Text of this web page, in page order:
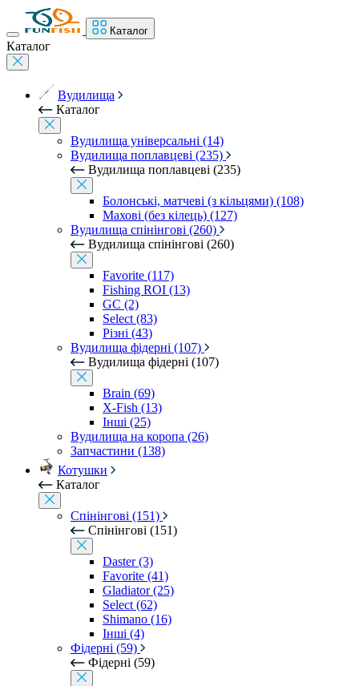
Каталог
Каталог
Вудилища
Каталог
Вудилища універсальні (14)
Вудилища поплавцеві (235)
Вудилища поплавцеві (235)
Болонські, матчеві (з кільцями) (108)
Махові (без кілець) (127)
Вудилища спінінгові (260)
Вудилища спінінгові (260)
Favorite (117)
Fishing ROI (13)
GC (2)
Select (83)
Різні (43)
Вудилища фідерні (107)
Вудилища фідерні (107)
Brain (69)
X-Fish (13)
Інші (25)
Вудилища на коропа (26)
Запчастини (138)
Котушки
Каталог
Спінінгові (151)
Спінінгові (151)
Daster (3)
Favorite (41)
Gladiator (25)
Select (62)
Shimano (16)
Інші (4)
Фідерні (59)
Фідерні (59)